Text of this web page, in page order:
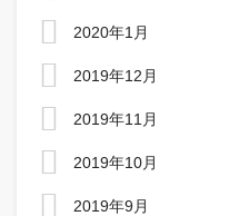
2020年1月
2019年12月
2019年11月
2019年10月
2019年9月